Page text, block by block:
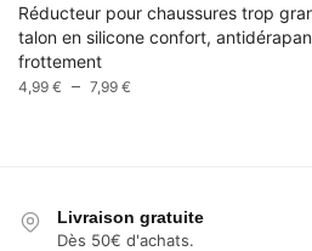
9,99 €
à
Réducteur pour chaussures trop
talon en silicone confort,
frottement
4,99 € – 7,99 €
Livraison gratuite
Dès 50€ d'achats.